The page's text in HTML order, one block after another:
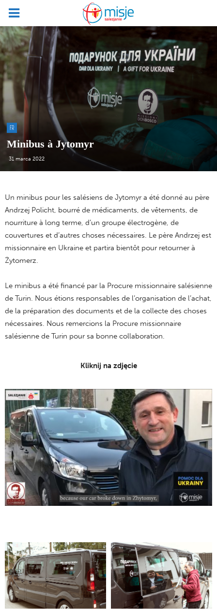
FR
Minibus à Jytomyr
31 marca 2022
Un minibus pour les salésiens de Jytomyr a été donné au père
Andrzej Policht, bourré de médicaments, de vêtements, de
nourriture à long terme, d’un groupe électrogène, de
couvertures et d’autres choses nécessaires. Le père Andrzej est
missionnaire en Ukraine et partira bientôt pour retourner à
Żytomerz.
Le minibus a été financé par la Procure missionnaire salésienne
de Turin. Nous étions responsables de l’organisation de l’achat,
de la préparation des documents et de la collecte des choses
nécessaires. Nous remercions la Procure missionnaire
salésienne de Turin pour sa bonne collaboration.
Kliknij na zdjęcie